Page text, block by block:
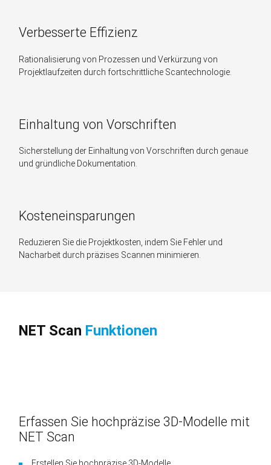
Verbesserte Effizienz
Rationalisierung von Prozessen und Verkürzung von
Projektlaufzeiten durch fortschrittliche Scantechnologie.
Einhaltung von Vorschriften
Sicherstellung der Einhaltung von Vorschriften durch genaue
und gründliche Dokumentation.
Kosteneinsparungen
Reduzieren Sie die Projektkosten, indem Sie Fehler und
Nacharbeit durch präzises Scannen minimieren.
NET Scan Funktionen
Erfassen Sie hochpräzise 3D-Modelle mit
NET Scan